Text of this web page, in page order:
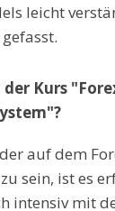
leicht
Kurs
auf dem
sein, ist es
intensiv mit